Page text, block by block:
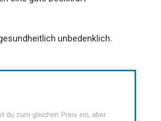
unbedenklich.
du zum gleichen Preis ein, aber